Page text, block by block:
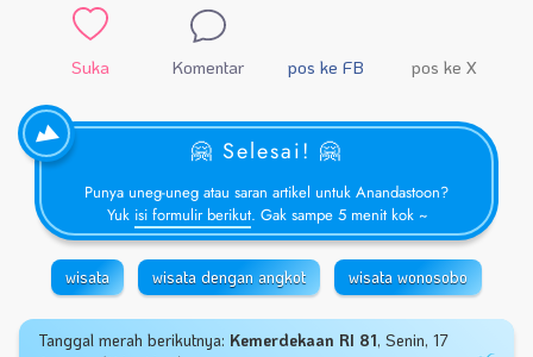
Suka Komentar pos ke FB pos ke X
🤗 Selesai! 🤗
Punya uneg-uneg atau saran artikel untuk Anandastoon?
Yuk isi formulir berikut. Gak sampe 5 menit kok ~
wisata wisata dengan angkot wisata wonosobo
Tanggal merah berikutnya: Kemerdekaan RI 81, Senin, 17